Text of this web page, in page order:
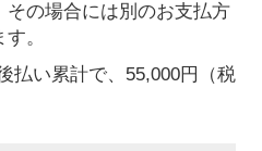
その場合には別のお支払方
。
払い累計で、55,000円（税